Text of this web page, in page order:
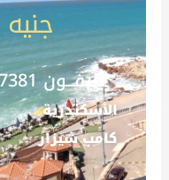
جنيه 1.900.000
تليفـــون 01553837381
الأسكندرية
كامب شيزار